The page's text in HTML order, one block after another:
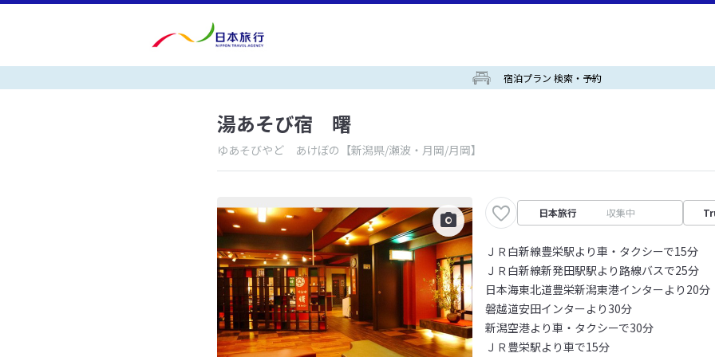
宿泊プラン 検索・予約
湯あそび宿 曙
ゆあそびやど あけぼの 【新潟県/瀬波・月岡/月岡】
日本旅行 収集中
ＪＲ白新線豊栄駅より車・タクシーで15分
ＪＲ白新線新発田駅駅より路線バスで25分
日本海東北道豊栄新潟東港インターより20分
磐越道安田インターより30分
新潟空港より車・タクシーで30分
ＪＲ豊栄駅より車で15分